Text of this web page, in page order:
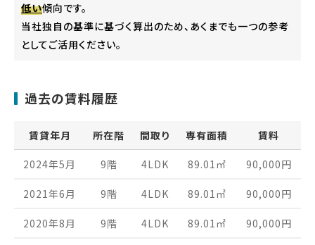
低い傾向です。
当社独自の基準に基づく算出のため、あくまでも一つの参考
としてご活用ください。
過去の賃料履歴
賃貸年月 所在階 間取り 専有面積 賃料
2024年5月 9階 4LDK 89.01 ㎡ 90,000円
2021年6月 9階 4LDK 89.01 ㎡ 90,000円
2020年8月 9階 4LDK 89.01 ㎡ 90,000円